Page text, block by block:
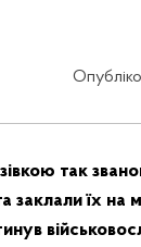
так
заклали їх